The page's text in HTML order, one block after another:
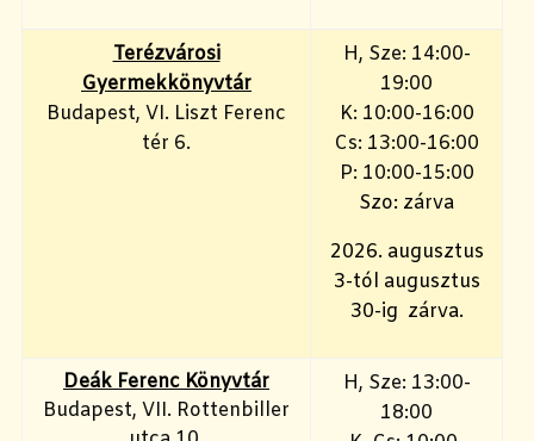
Terézvárosi
Gyermekkönyvtár
Budapest, VI. Liszt Ferenc
tér 6.
H, Sze: 14:00-
19:00
K: 10:00-16:00
Cs: 13:00-16:00
P: 10:00-15:00
Szo: zárva
2026. augusztus
3-tól augusztus
30-ig zárva.
Deák Ferenc Könyvtár
Budapest, VII. Rottenbiller
H, Sze: 13:00-
18:00